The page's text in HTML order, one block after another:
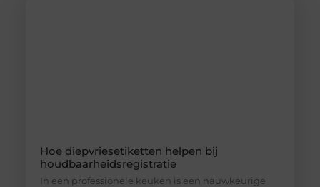
Hoe diepvriesetiketten helpen bij
houdbaarheidsregistratie
In een professionele keuken is een nauwkeurige